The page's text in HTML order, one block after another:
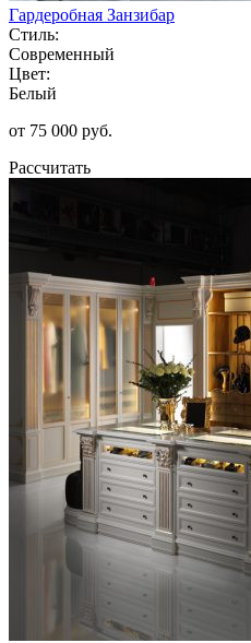
Гардеробная Занзибар
Стиль:
Современный
Цвет:
Белый
от 75 000 руб.
Рассчитать